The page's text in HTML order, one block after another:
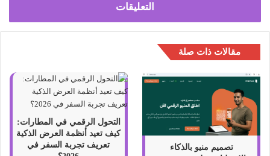
ا
التعليقات
مقالات ذات صلة
تصميم منيو بالذكاء
التحول الرقمي في المطارات:
كيف تعيد أنظمة العرض الذكية
تعريف تجربة السفر في